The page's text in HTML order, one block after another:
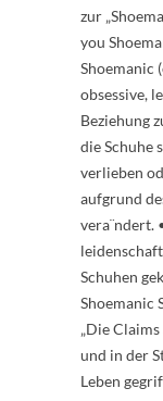
zur
you
Shoemanic
obsessive,
Beziehung
die Schuhe
verlieben
aufgrund
vera¨ndert.
Schuhen
Shoemanic
„Die
und in der
Leben